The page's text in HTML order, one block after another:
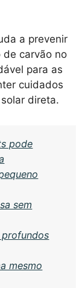
a prevenir
de carvão no
para as
cuidados
direta.
pode
sem
profundos
mesmo